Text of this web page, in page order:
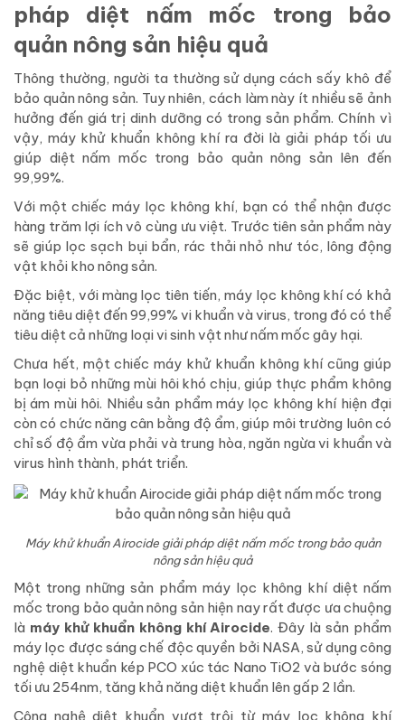
pháp diệt nấm mốc trong bảo
quản nông sản hiệu quả
Thông thường, người ta thường sử dụng cách sấy khô để
bảo quản nông sản. Tuy nhiên, cách làm này ít nhiều sẽ ảnh
hưởng đến giá trị dinh dưỡng có trong sản phẩm. Chính vì
vậy, máy khử khuẩn không khí ra đời là giải pháp tối ưu
giúp diệt nấm mốc trong bảo quản nông sản lên đến
99,99%.
Với một chiếc máy lọc không khí, bạn có thể nhận được
hàng trăm lợi ích vô cùng ưu việt. Trước tiên sản phẩm này
sẽ giúp lọc sạch bụi bẩn, rác thải nhỏ như tóc, lông động
vật khỏi kho nông sản.
Đặc biệt, với màng lọc tiên tiến, máy lọc không khí có khả
năng tiêu diệt đến 99,99% vi khuẩn và virus, trong đó có thể
tiêu diệt cả những loại vi sinh vật như nấm mốc gây hại.
Chưa hết, một chiếc máy khử khuẩn không khí cũng giúp
bạn loại bỏ những mùi hôi khó chịu, giúp thực phẩm không
bị ám mùi hôi. Nhiều sản phẩm máy lọc không khí hiện đại
còn có chức năng cân bằng độ ẩm, giúp môi trường luôn có
chỉ số độ ẩm vừa phải và trung hòa, ngăn ngừa vi khuẩn và
virus hình thành, phát triển.
Máy khử khuẩn Airocide giải pháp diệt nấm mốc trong bảo quản
nông sản hiệu quả
Một trong những sản phẩm máy lọc không khí diệt nấm
mốc trong bảo quản nông sản hiện nay rất được ưa chuộng
là máy khử khuẩn không khí Airocide. Đây là sản phẩm
máy lọc được sáng chế độc quyền bởi NASA, sử dụng công
nghệ diệt khuẩn kép PCO xúc tác Nano TiO2 và bước sóng
tối ưu 254nm, tăng khả năng diệt khuẩn lên gấp 2 lần.
Công nghệ diệt khuẩn vượt trội từ máy lọc không khí